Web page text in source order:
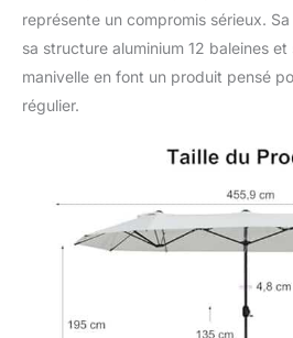
représente un compromis sérieux.
sa structure aluminium 12 baleines
manivelle en font un produit pensé
régulier.